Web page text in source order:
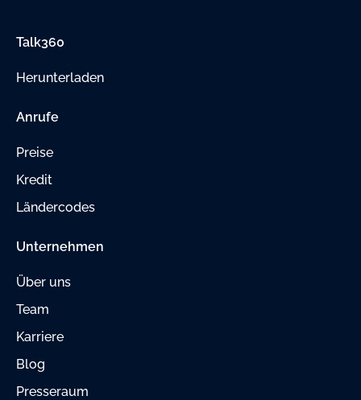
Talk360
Herunterladen
Anrufe
Preise
Kredit
Ländercodes
Unternehmen
Über uns
Team
Karriere
Blog
Presseraum